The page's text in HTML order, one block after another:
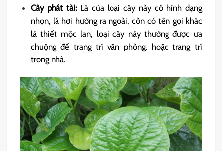
Cây phát tài:Lá của loại cây này có hình dạng
nhọn, lá hơi hướng ra ngoài, còn có tên gọi khác
là thiết mộc lan, loại cây này thường được ưa
chuộng để trang trí văn phòng, hoặc trang trí
trong nhà.